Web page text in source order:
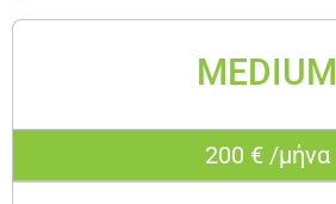
MEDIUM
200 € /μήνα